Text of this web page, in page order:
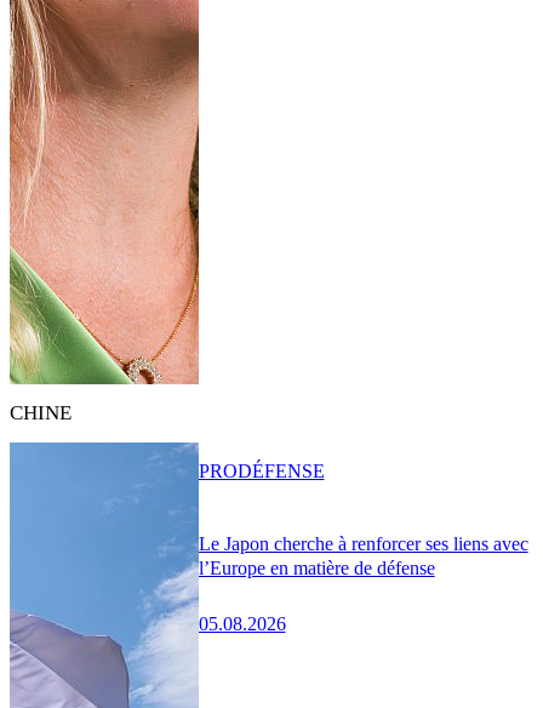
CHINE
Le Japon cherche à renforcer ses liens avec
l’Europe en matière de défense
05.08.2026
PRODÉFENSE